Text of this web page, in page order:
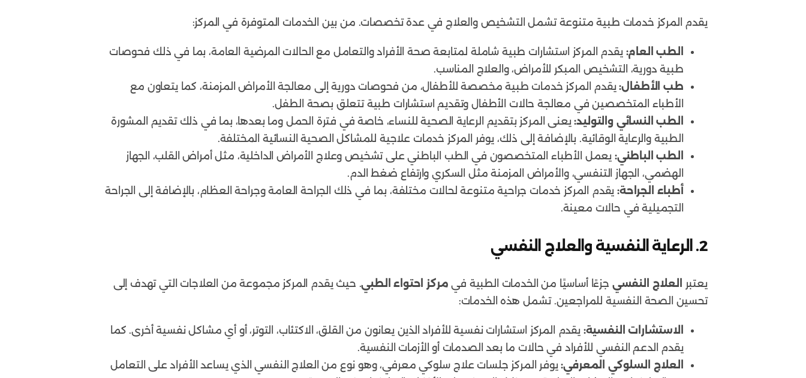
يقدم المركز خدمات طبية متنوعة تشمل التشخيص والعلاج في عدة تخصصات. من بين الخدمات المتوفرة في المركز:
الطب العام: يقدم المركز استشارات طبية شاملة لمتابعة صحة الأفراد والتعامل مع الحالات المرضية العامة، بما في ذلك فحوصات
طبية دورية، التشخيص المبكر للأمراض، والعلاج المناسب.
طب الأطفال:يقدم المركز خدمات طبية مخصصة للأطفال، من فحوصات دورية إلى معالجة الأمراض المزمنة، كما يتعاون مع
الأطباء المتخصصين في معالجة حالات الأطفال وتقديم استشارات طبية تتعلق بصحة الطفل.
الطب النسائي والتوليد:يعنى المركز بتقديم الرعاية الصحية للنساء، خاصة في فترة الحمل وما بعدها، بما في ذلك تقديم المشورة
الطبية والرعاية الوقائية. بالإضافة إلى ذلك، يوفر المركز خدمات علاجية للمشاكل الصحية النسائية المختلفة.
الطب الباطني: يعمل الأطباء المتخصصون في الطب الباطني على تشخيص وعلاج الأمراض الداخلية، مثل أمراض القلب، الجهاز
الهضمي، الجهاز التنفسي، والأمراض المزمنة مثل السكري وارتفاع ضغط الدم.
أطباء الجراحة:يقدم المركز خدمات جراحية متنوعة لحالات مختلفة، بما في ذلك الجراحة العامة وجراحة العظام، بالإضافة إلى الجراحة
التجميلية في حالات معينة.
2. الرعاية النفسية والعلاج النفسي
يعتبر العلاج النفسي جزءًا أساسيًا من الخدمات الطبية في مركز احتواء الطبي. حيث يقدم المركز مجموعة من العلاجات التي تهدف إلى
تحسين الصحة النفسية للمراجعين. تشمل هذه الخدمات:
الاستشارات النفسية: يقدم المركز استشارات نفسية للأفراد الذين يعانون من القلق، الاكتئاب، التوتر، أو أي مشاكل نفسية أخرى. كما
يقدم الدعم النفسي للأفراد في حالات ما بعد الصدمات أو الأزمات النفسية.
العلاج السلوكي المعرفي:يوفر المركز جلسات علاج سلوكي معرفي، وهو نوع من العلاج النفسي الذي يساعد الأفراد على التعامل